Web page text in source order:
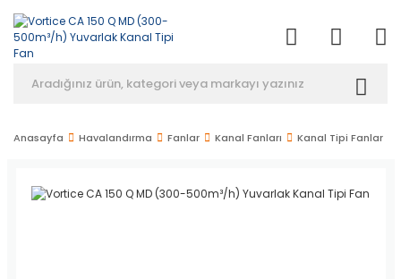
Anasayfa Havalandırma Fanlar Kanal Fanları Kanal Tipi Fanlar